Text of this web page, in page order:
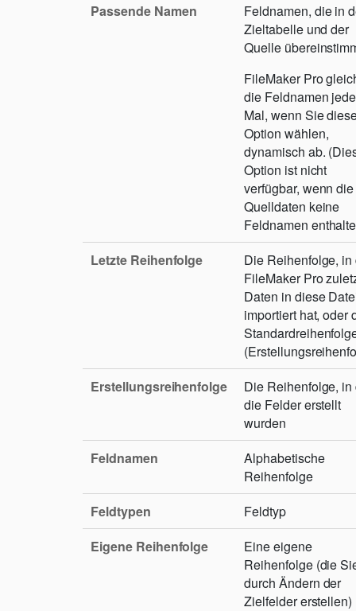
Passende Namen
Feldnamen, die in
Zieltabelle und der
Quelle
FileMaker Pro
die Feldnamen
Mal, wenn Sie
Option wählen,
dynamisch ab.
Option ist nicht
verfügbar, wenn die
Quelldaten keine
Feldnamen
Letzte Reihenfolge
Die Reihenfolge, in
FileMaker Pro
Daten in diese
importiert hat, oder
Erstellungsreihenfolge
Die Reihenfolge, in
die Felder erstellt
wurden
Feldnamen
Alphabetische
Reihenfolge
Feldtypen
Feldtyp
Eigene Reihenfolge
Eine eigene
Reihenfolge (die
durch Ändern der
Zielfelder erstellen)